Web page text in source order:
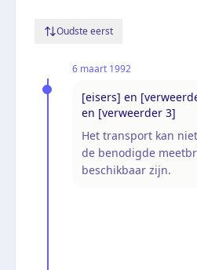
Oudste eerst
6 maart 1992
[eisers] en
en [verweerder 3]
Het transport kan
de benodigde
beschikbaar zijn.